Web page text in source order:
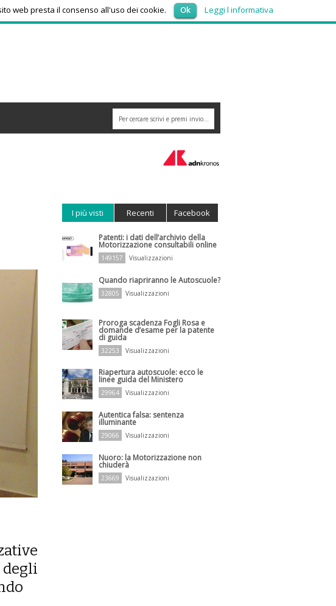
giovedì 6, Agosto 2026
I più visti Recenti Facebook
Patenti: i dati dell’archivio della
Motorizzazione consultabili online
149157 Visualizzazioni
Quando riapriranno le Autoscuole?
32805 Visualizzazioni
Proroga scadenza Fogli Rosa e
domande d’esame per la patente
di guida
32253 Visualizzazioni
Riapertura autoscuole: ecco le
linee guida del Ministero
29964 Visualizzazioni
Autentica falsa: sentenza
illuminante
29066 Visualizzazioni
Nuoro: la Motorizzazione non
chiuderà
23669 Visualizzazioni
web presta il consenso all'uso dei cookie. Ok Leggi l informativa